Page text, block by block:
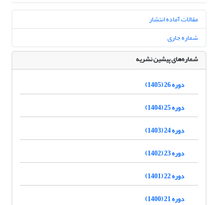
مقالات آماده انتشار
شماره جاری
شماره‌های پیشین نشریه
دوره 26 (1405)
دوره 25 (1404)
دوره 24 (1403)
دوره 23 (1402)
دوره 22 (1401)
دوره 21 (1400)